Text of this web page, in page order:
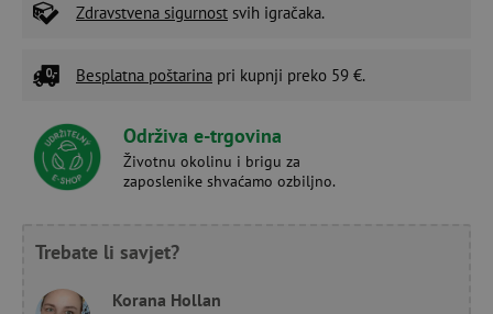
Zdravstvena sigurnost svih igračaka.
Besplatna poštarina pri kupnji preko 59 €.
Održiva e-trgovina
Životnu okolinu i brigu za
zaposlenike shvaćamo ozbiljno.
Trebate li savjet?
Korana Hollan